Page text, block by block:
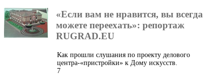
«Если вам не нравится, вы всегда
можете переехать»: репортаж
RUGRAD.EU
Как прошли слушания по проекту делового
центра-«пристройки» к Дому искусств.
7